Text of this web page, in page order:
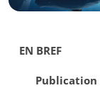
EN BREF
Publication